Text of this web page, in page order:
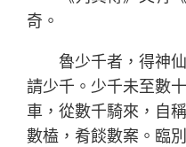
奇。
魯少千者，得神
請少千。少千未至數
車，從數千騎來，自
數榼，肴餤數案。臨